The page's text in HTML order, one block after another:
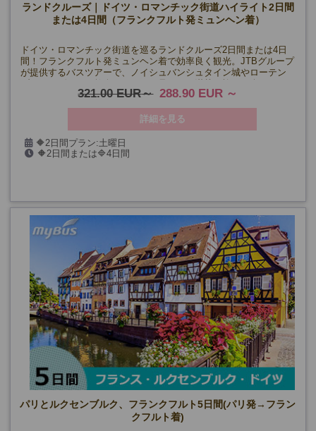
ランドクルーズ｜ドイツ・ロマンチック街道ハイライト2日間
または4日間（フランクフルト発ミュンヘン着）
ドイツ・ロマンチック街道を巡るランドクルーズ2日間または4日
間！フランクフルト発ミュンヘン着で効率良く観光。JTBグループ
が提供するバスツアーで、ノイシュバンシュタイン城やローテン
ブルク、ヴィース教会などのなど見どころ満載の旅をお楽しみく
321.00 EUR 288.90 EUR
詳細を見る
🔶2日間プラン:土曜日
🔷4日間プラン: 金曜日
🔶2日間または🔷4日間
パリとルクセンブルク、フランクフルト5日間(パリ発→フラン
クフルト着)